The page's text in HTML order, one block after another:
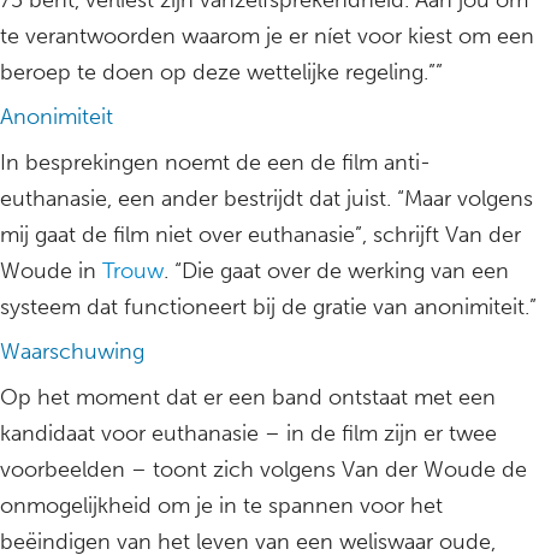
te verantwoorden waarom je er níet voor kiest om een
beroep te doen op deze wettelijke regeling.””
Anonimiteit
In besprekingen noemt de een de film anti-
euthanasie, een ander bestrijdt dat juist. “Maar volgens
mij gaat de film niet over euthanasie”, schrijft Van der
Woude in Trouw. “Die gaat over de werking van een
systeem dat functioneert bij de gratie van anonimiteit.”
Waarschuwing
Op het moment dat er een band ontstaat met een
kandidaat voor euthanasie – in de film zijn er twee
voorbeelden – toont zich volgens Van der Woude de
onmogelijkheid om je in te spannen voor het
beëindigen van het leven van een weliswaar oude,